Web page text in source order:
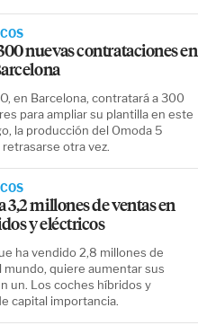
nuevas contrataciones en
en Barcelona, contratará a 300
para ampliar su plantilla en este
la producción del Omoda 5
otra vez.
3,2 millones de ventas en
y eléctricos
ha vendido 2,8 millones de
quiere aumentar sus
un. Los coches híbridos y
capital importancia.